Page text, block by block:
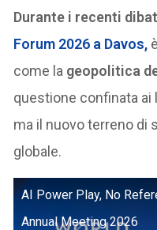
Durante i recenti
Forum 2026 a Davos,
come la geopolitica
questione confinata ai
ma il nuovo terreno di
globale.
AI Power Play, No
Annual Meeting 2026